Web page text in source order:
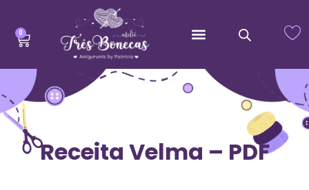
0
Receita Velma – PDF